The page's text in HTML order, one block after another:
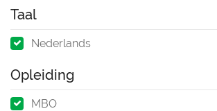
Taal
Nederlands
Opleiding
MBO